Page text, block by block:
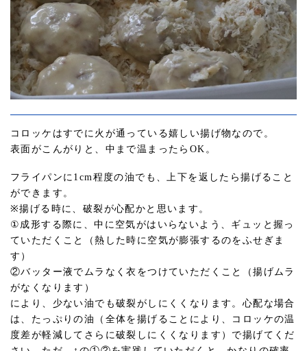
コロッケはすでに火が通っている嬉しい揚げ物なので。
表面がこんがりと、中まで温まったらOK。
フライパンに1cm程度の油でも、上下を返したら揚げること
ができます。
※揚げる時に、破裂が心配かと思います。
①成形する際に、中に空気がはいらないよう、ギュッと握っ
ていただくこと（熱した時に空気が膨張するのをふせぎま
す）
②バッター液でムラなく衣をつけていただくこと（揚げムラ
がなくなります）
により、少ない油でも破裂がしにくくなります。心配な場合
は、たっぷりの油（全体を揚げることにより、コロッケの温
度差が軽減してさらに破裂しにくくなります）で揚げてくだ